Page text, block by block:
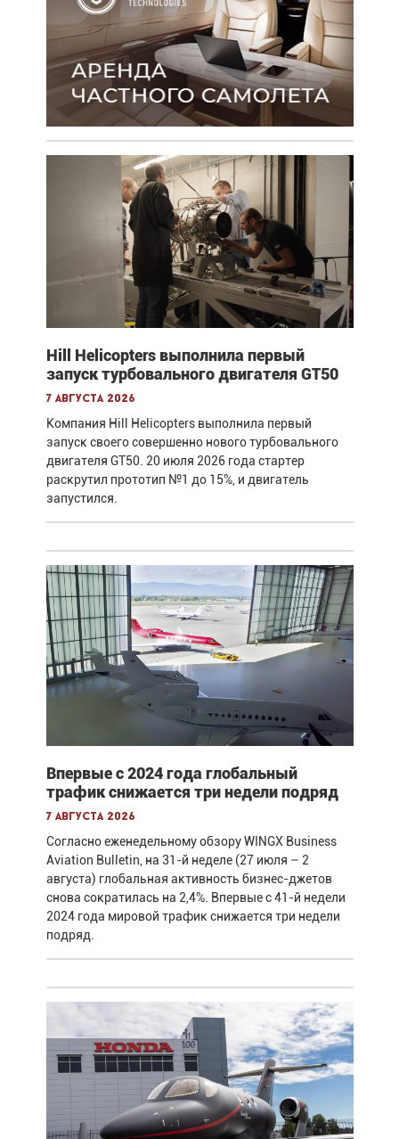
Hill Helicopters выполнила первый
запуск турбовального двигателя GT50
7 августа 2026
Компания Hill Helicopters выполнила первый
запуск своего совершенно нового турбовального
двигателя GT50. 20 июля 2026 года стартер
раскрутил прототип №1 до 15%, и двигатель
запустился.
Впервые с 2024 года глобальный
трафик снижается три недели подряд
7 августа 2026
Согласно еженедельному обзору WINGX Business
Aviation Bulletin, на 31-й неделе (27 июля – 2
августа) глобальная активность бизнес-джетов
снова сократилась на 2,4%. Впервые с 41-й недели
2024 года мировой трафик снижается три недели
подряд.